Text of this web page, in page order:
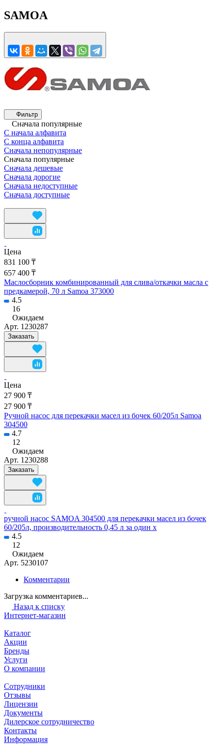
SAMOA
Фильтр
Сначала популярные
С начала алфавита
С конца алфавита
Сначала непопулярные
Сначала популярные
Сначала дешевые
Сначала дорогие
Сначала недоступные
Сначала доступные
Цена
831 100 ₸
657 400 ₸
Маслосборник комбинированный для слива/откачки масла с
предкамерой, 70 л Samoa 373000
4.5
16
Ожидаем
Арт. 1230287
Заказать
Цена
27 900 ₸
27 900 ₸
Ручной насос для перекачки масел из бочек 60/205л Samoa
304500
4.7
12
Ожидаем
Арт. 1230288
Заказать
ручной насос SAMOA 304500 для перекачки масел из бочек
60/205л, производительность 0,45 л за один х
4.5
12
Ожидаем
Арт. 5230107
Комментарии
Загрузка комментариев...
Назад к списку
Интернет-магазин
Каталог
Акции
Бренды
Услуги
О компании
Сотрудники
Отзывы
Лицензии
Документы
Дилерское сотрудничество
Контакты
Информация